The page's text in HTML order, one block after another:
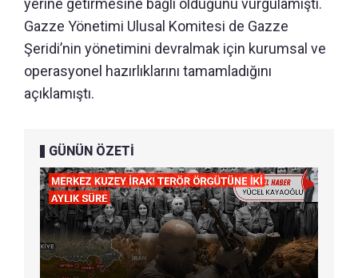
yerine getirmesine bağlı olduğunu vurgulamıştı.
Gazze Yönetimi Ulusal Komitesi de Gazze
Şeridi’nin yönetimini devralmak için kurumsal ve
operasyonel hazırlıklarını tamamladığını
açıklamıştı.
GÜNÜN ÖZETİ